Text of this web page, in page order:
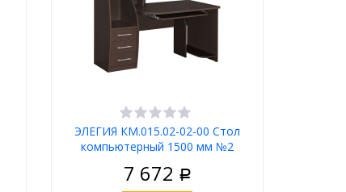
ЭЛЕГИЯ КМ.015.02-02-00 Стол
компьютерный 1500 мм №2
7 672 Р